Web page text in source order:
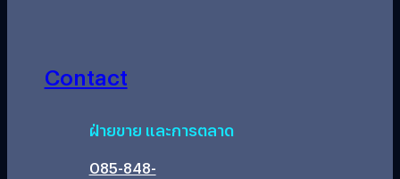
Contact
ฝ่ายขาย และการตลาด
085-848-